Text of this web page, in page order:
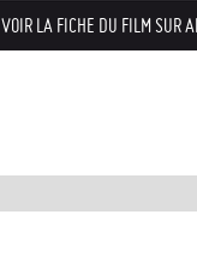
VOIR LA FICHE DU FILM SUR